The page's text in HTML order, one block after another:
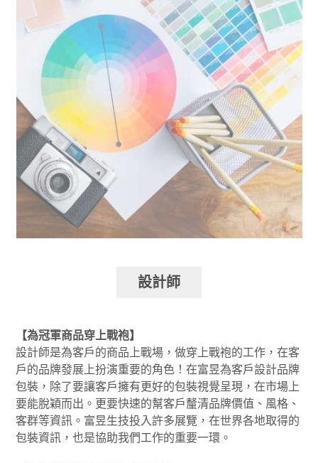
設計師
【為冠軍商品穿上戰袍】
設計師是為客戶的商品上戰場，做穿上戰袍的工作，在客
戶的品牌發展上扮演重要的角色！在富昱為客戶設計品牌
包裝，除了要讓客戶擁有更好的包裝視覺呈現，在市場上
要能脫穎而出。更要快速的幫客戶釐清品牌價值、風格、
客群等資訊。富昱生技投入許多展覽，在世界各地取得的
包裝資訊，也是協助我們工作的重要一環。